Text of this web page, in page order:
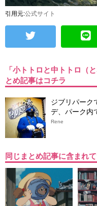
引用元:公式サイト
「小トトロと中トトロ（
とめ記事はコチラ
ジブリパーク
デ、パーク内
Rene
同じまとめ記事に含まれ